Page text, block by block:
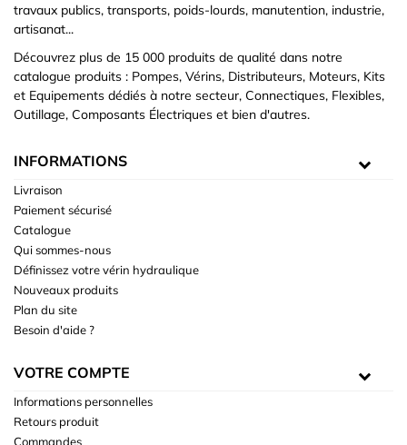
travaux publics, transports, poids-lourds, manutention, industrie,
artisanat...
Découvrez plus de 15 000 produits de qualité dans notre
catalogue produits : Pompes, Vérins, Distributeurs, Moteurs, Kits
et Equipements dédiés à notre secteur, Connectiques, Flexibles,
Outillage, Composants Électriques et bien d'autres.
INFORMATIONS
Livraison
Paiement sécurisé
Catalogue
Qui sommes-nous
Définissez votre vérin hydraulique
Nouveaux produits
Plan du site
Besoin d'aide ?
VOTRE COMPTE
Informations personnelles
Retours produit
Commandes